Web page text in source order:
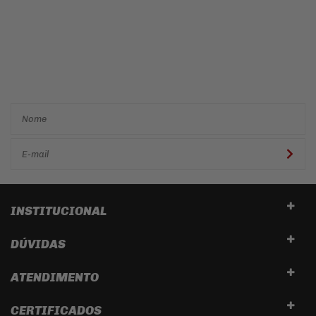
INSTITUCIONAL
DÚVIDAS
ATENDIMENTO
CERTIFICADOS